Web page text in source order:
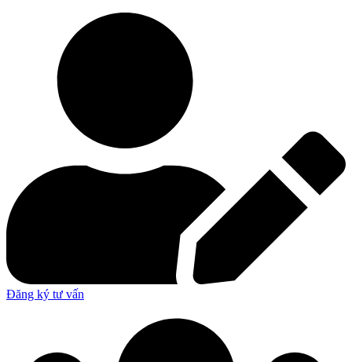
Đăng ký tư vấn